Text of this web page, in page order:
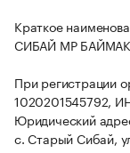
Краткое
СИБАЙ МР
При регистрации
1020201545792,
Юридический
с. Старый Сибай,